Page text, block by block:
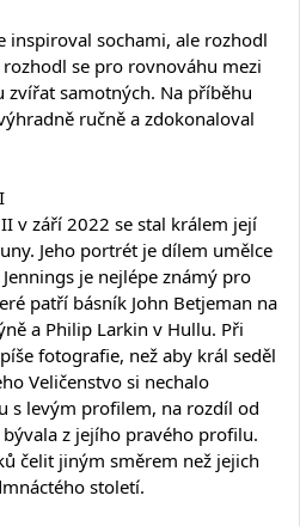
inspiroval sochami, ale rozhodl
se pro rovnováhu mezi
samotných. Na příběhu
ručně a zdokonaloval
v září 2022 se stal králem její
Jeho portrét je dílem umělce
je nejlépe známý pro
patří básník John Betjeman na
a Philip Larkin v Hullu. Při
fotografie, než aby král seděl
Veličenstvo si nechalo
s levým profilem, na rozdíl od
z jejího pravého profilu.
čelit jiným směrem než jejich
století.